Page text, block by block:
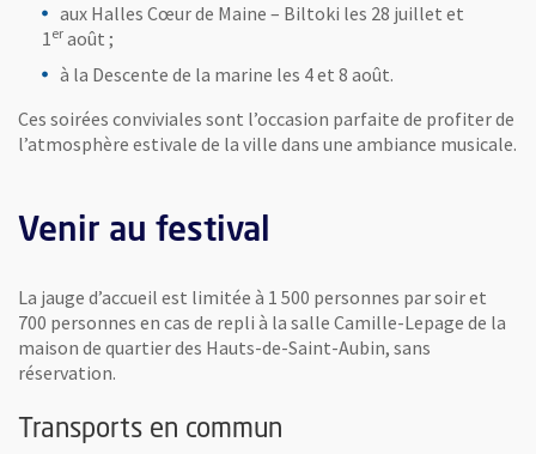
aux Halles Cœur de Maine – Biltoki les 28 juillet et
1er août ;
à la Descente de la marine les 4 et 8 août.
Ces soirées conviviales sont l’occasion parfaite de profiter de
l’atmosphère estivale de la ville dans une ambiance musicale.
Venir au festival
La jauge d’accueil est limitée à 1 500 personnes par soir et
700 personnes en cas de repli à la salle Camille-Lepage de la
maison de quartier des Hauts-de-Saint-Aubin, sans
réservation.
Transports en commun